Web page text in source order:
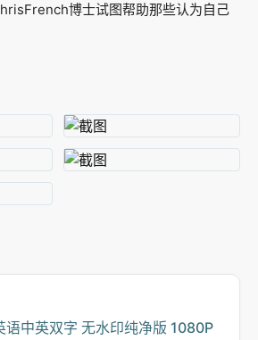
博士试图帮助那些认为自己
语中英双字 无水印纯净版 1080P